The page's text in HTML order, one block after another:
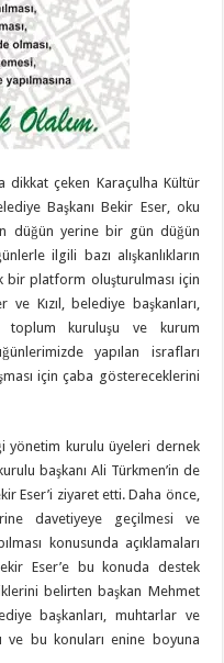
dikkat çeken Karaçulha Kültür
Başkanı Bekir Eser, oku
düğün yerine bir gün düğün
ilgili bazı alışkanlıkların
bir platform oluşturulması için
Kızıl, belediye başkanları,
kuruluşu ve kurum
yapılan israfları
için çaba göstereceklerini
yönetim kurulu üyeleri dernek
başkanı Ali Türkmen’in de
Eser’i ziyaret etti. Daha önce,
davetiyeye geçilmesi ve
konusunda açıklamaları
Eser’e bu konuda destek
belirten başkan Mehmet
başkanları, muhtarlar ve
ve bu konuları enine boyuna